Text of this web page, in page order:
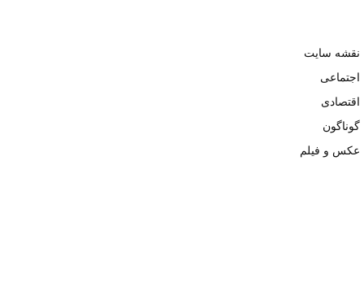
نقشه سایت
اجتماعی
اقتصادی
گوناگون
عکس و فیلم